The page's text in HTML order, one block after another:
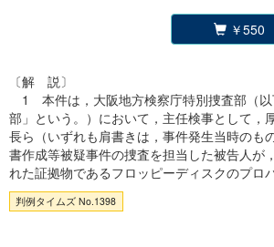
￥550
〔解 説〕
1 本件は，大阪地方検察庁特別捜査部（以
部」という。）において，主任検事として，
長ら（いずれも肩書きは，事件発生当時のも
書作成等被疑事件の捜査を担当した被告人が
れた証拠物であるフロッピーディスクのプロ
判例タイムズ No.1398